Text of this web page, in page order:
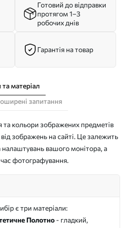
Готовий до відправки
протягом 1–3
робочих днів
Гарантія на товар
матеріал
запитання
та кольори зображених предметів
зображень на сайті. Це залежить
налаштувань вашого монітора, а
фотографування.
є три матеріали:
Полотно - гладкий,